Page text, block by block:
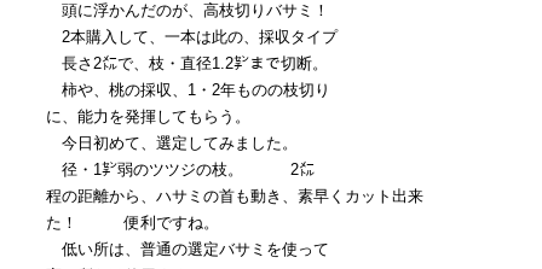
頭に浮かんだのが、高枝切りバサミ！
2本購入して、一本は此の、採収タイプ
長さ2㍍で、枝・直径1.2㌢まで切断。
柿や、桃の採収、1・2年ものの枝切り
に、能力を発揮してもらう。
今日初めて、選定してみました。
径・1㌢弱のツツジの枝。 2㍍
程の距離から、ハサミの首も動き、素早くカット出来
た！ 便利ですね。
低い所は、普通の選定バサミを使って